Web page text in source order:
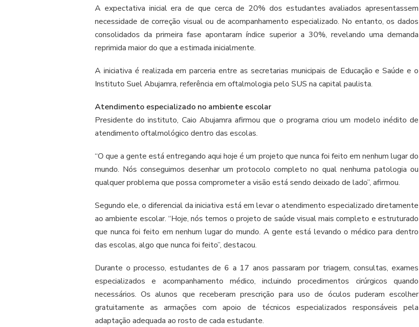
A expectativa inicial era de que cerca de 20% dos estudantes avaliados apresentassem
necessidade de correção visual ou de acompanhamento especializado. No entanto, os dados
consolidados da primeira fase apontaram índice superior a 30%, revelando uma demanda
reprimida maior do que a estimada inicialmente.
A iniciativa é realizada em parceria entre as secretarias municipais de Educação e Saúde e o
Instituto Suel Abujamra, referência em oftalmologia pelo SUS na capital paulista.
Atendimento especializado no ambiente escolar
Presidente do instituto, Caio Abujamra afirmou que o programa criou um modelo inédito de
atendimento oftalmológico dentro das escolas.
“O que a gente está entregando aqui hoje é um projeto que nunca foi feito em nenhum lugar do
mundo. Nós conseguimos desenhar um protocolo completo no qual nenhuma patologia ou
qualquer problema que possa comprometer a visão está sendo deixado de lado”, afirmou.
Segundo ele, o diferencial da iniciativa está em levar o atendimento especializado diretamente
ao ambiente escolar. “Hoje, nós temos o projeto de saúde visual mais completo e estruturado
que nunca foi feito em nenhum lugar do mundo. A gente está levando o médico para dentro
das escolas, algo que nunca foi feito”, destacou.
Durante o processo, estudantes de 6 a 17 anos passaram por triagem, consultas, exames
especializados e acompanhamento médico, incluindo procedimentos cirúrgicos quando
necessários. Os alunos que receberam prescrição para uso de óculos puderam escolher
gratuitamente as armações com apoio de técnicos especializados responsáveis pela
adaptação adequada ao rosto de cada estudante.